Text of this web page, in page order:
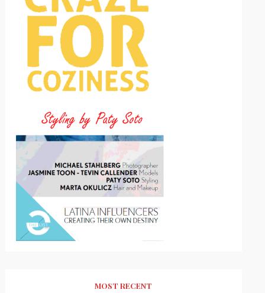
MOST RECENT